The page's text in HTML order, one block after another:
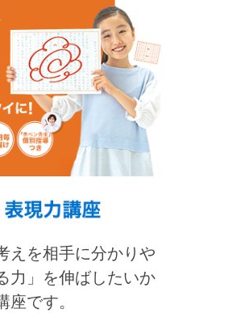
えを相手に分かりや
力」を伸ばしたいか
座です。